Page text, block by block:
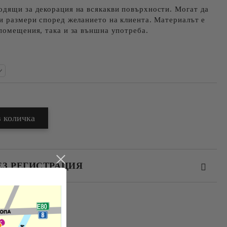
за декорация на всякакви повърхности. Могат да
размери според желанието на клиента. Материалът е
така и за външна употреба.
РЕГИСТРАЦИЯ